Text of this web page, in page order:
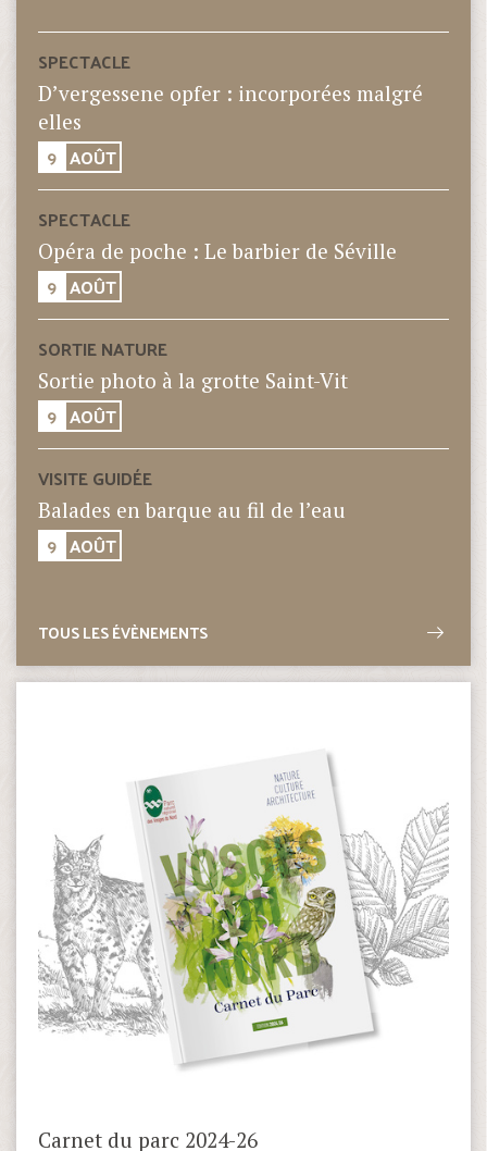
SPECTACLE
D’vergessene opfer : incorporées malgré
elles
9 AOÛT
SPECTACLE
Opéra de poche : Le barbier de Séville
9 AOÛT
SORTIE NATURE
Sortie photo à la grotte Saint-Vit
9 AOÛT
VISITE GUIDÉE
Balades en barque au fil de l’eau
9 AOÛT
TOUS LES ÉVÈNEMENTS
Carnet du parc 2024-26